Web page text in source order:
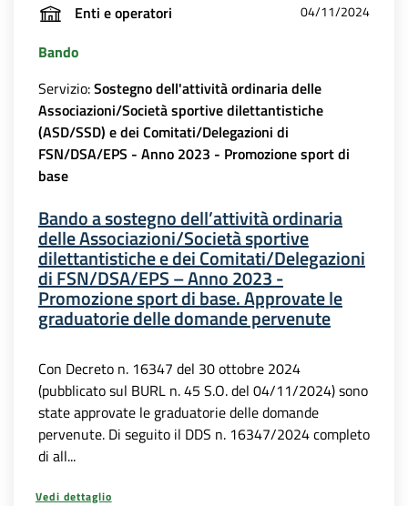
Enti e operatori 04/11/2024
Bando
Servizio:Sostegno dell'attività ordinaria delle
Associazioni/Società sportive dilettantistiche
(ASD/SSD) e dei Comitati/Delegazioni di
FSN/DSA/EPS - Anno 2023 - Promozione sport di
base
Bando a sostegno dell’attività ordinaria
delle Associazioni/Società sportive
dilettantistiche e dei Comitati/Delegazioni
di FSN/DSA/EPS – Anno 2023 -
Promozione sport di base. Approvate le
graduatorie delle domande pervenute
Con Decreto n. 16347 del 30 ottobre 2024
(pubblicato sul BURL n. 45 S.O. del 04/11/2024) sono
state approvate le graduatorie delle domande
pervenute. Di seguito il DDS n. 16347/2024 completo
di all...
Vedi dettaglio